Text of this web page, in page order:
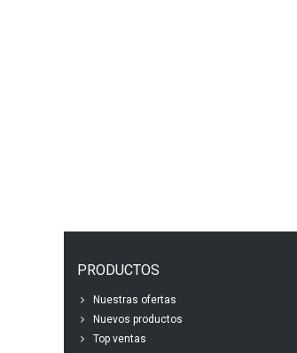
PRODUCTOS
Nuestras ofertas
Nuevos productos
Top ventas